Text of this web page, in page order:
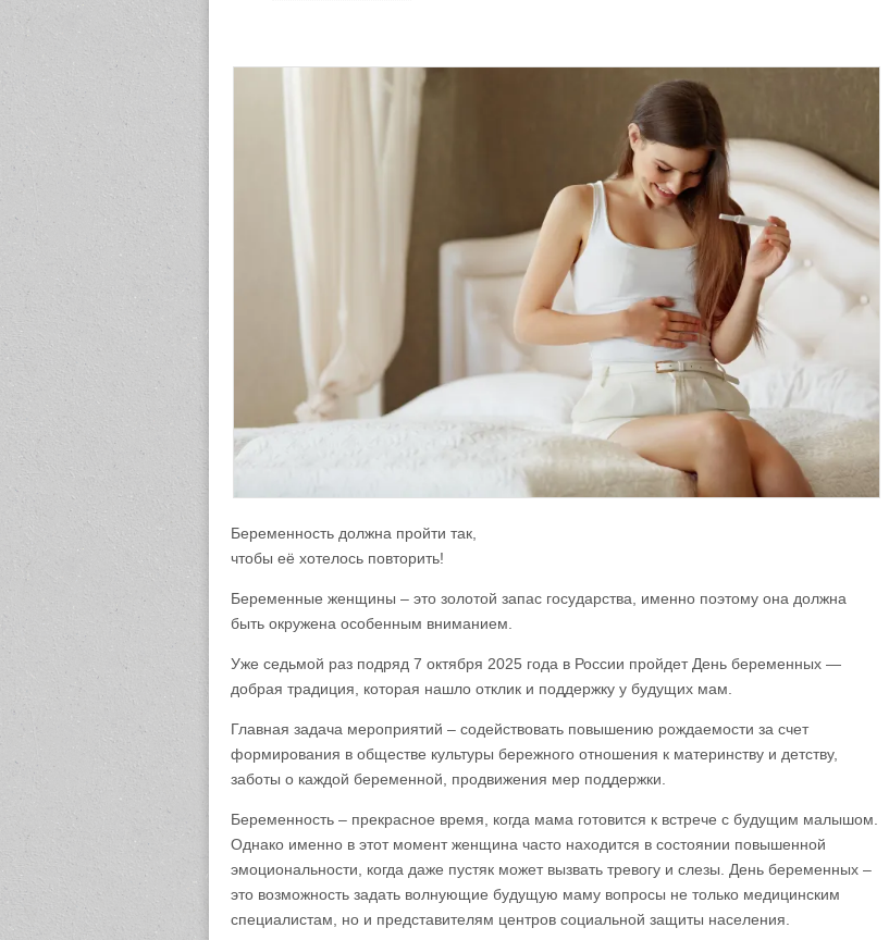
Беременность должна пройти так,
чтобы её хотелось повторить!
Беременные женщины – это золотой запас государства, именно поэтому она должна
быть окружена особенным вниманием.
Уже седьмой раз подряд 7 октября 2025 года в России пройдет День беременных —
добрая традиция, которая нашло отклик и поддержку у будущих мам.
Главная задача мероприятий – содействовать повышению рождаемости за счет
формирования в обществе культуры бережного отношения к материнству и детству,
заботы о каждой беременной, продвижения мер поддержки.
Беременность – прекрасное время, когда мама готовится к встрече с будущим малышом.
Однако именно в этот момент женщина часто находится в состоянии повышенной
эмоциональности, когда даже пустяк может вызвать тревогу и слезы. День беременных –
это возможность задать волнующие будущую маму вопросы не только медицинским
специалистам, но и представителям центров социальной защиты населения.